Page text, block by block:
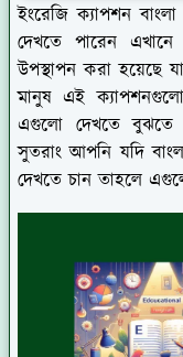
ইংরেজি ক্যাপশন
দেখতে পারেন এখানে
উপস্থাপন করা হয়েছে
মানুষ এই
এগুলো দেখতে বুঝতে
সুতরাং আপনি যদি
দেখতে চান তাহলে